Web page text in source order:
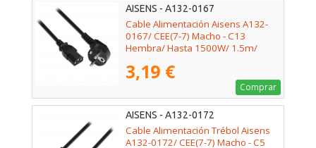
AISENS - A132-0167
Cable Alimentación Aisens A132-
0167/ CEE(7-7) Macho - C13
Hembra/ Hasta 1500W/ 1.5m/
3,19 €
Comprar
AISENS - A132-0172
Cable Alimentación Trébol Aisens
A132-0172/ CEE(7-7) Macho - C5